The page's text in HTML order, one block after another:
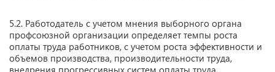
5.2. Работодатель с учетом мнения выборного органа
профсоюзной организации определяет темпы роста
оплаты труда работников, с учетом роста эффективности и
объемов производства, производительности труда,
внедрения прогрессивных систем оплаты труда,